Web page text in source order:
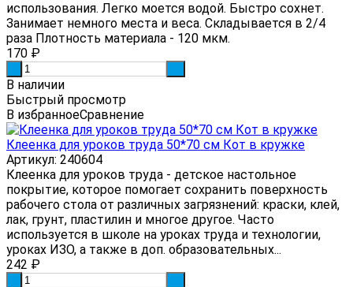
использования. Легко моется водой. Быстро сохнет.
Занимает немного места и веса. Складывается в 2/4
раза Плотность материала - 120 мкм.
170 ₽
В наличии
Быстрый просмотр
В избранноеСравнение
Клеенка для уроков труда 50*70 см Кот в кружке
Артикул: 240604
Клеенка для уроков труда - детское настольное
покрытие, которое помогает сохранить поверхность
рабочего стола от различных загрязнений: краски, клей,
лак, грунт, пластилин и многое другое. Часто
используется в школе на уроках труда и технологии,
уроках ИЗО, а также в доп. образовательных...
242 ₽